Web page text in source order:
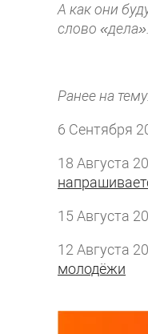
А как они
слово «дела».
Ранее на
6 Сентября
18 Августа
15 Августа
12 Августа
молодёжи